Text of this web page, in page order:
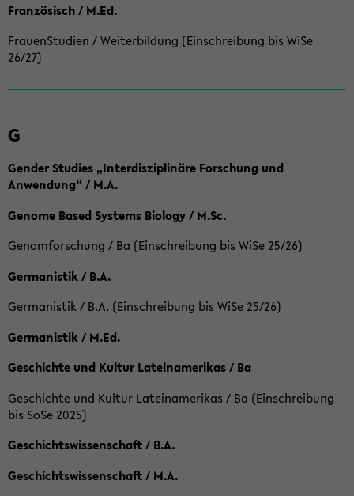
Französisch / M.Ed.
FrauenStudien / Weiterbildung (Einschreibung bis WiSe
26/27)
G
Gender Studies „Interdisziplinäre Forschung und
Anwendung“ / M.A.
Genome Based Systems Biology / M.Sc.
Genomforschung / Ba (Einschreibung bis WiSe 25/26)
Germanistik / B.A.
Germanistik / B.A. (Einschreibung bis WiSe 25/26)
Germanistik / M.Ed.
Geschichte und Kultur Lateinamerikas / Ba
Geschichte und Kultur Lateinamerikas / Ba (Einschreibung
bis SoSe 2025)
Geschichtswissenschaft / B.A.
Geschichtswissenschaft / M.A.